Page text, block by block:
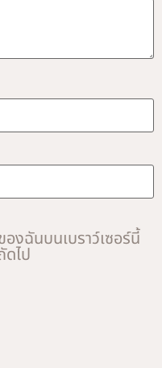
งฉันบนเบราว์เซอร์นี้
ไป